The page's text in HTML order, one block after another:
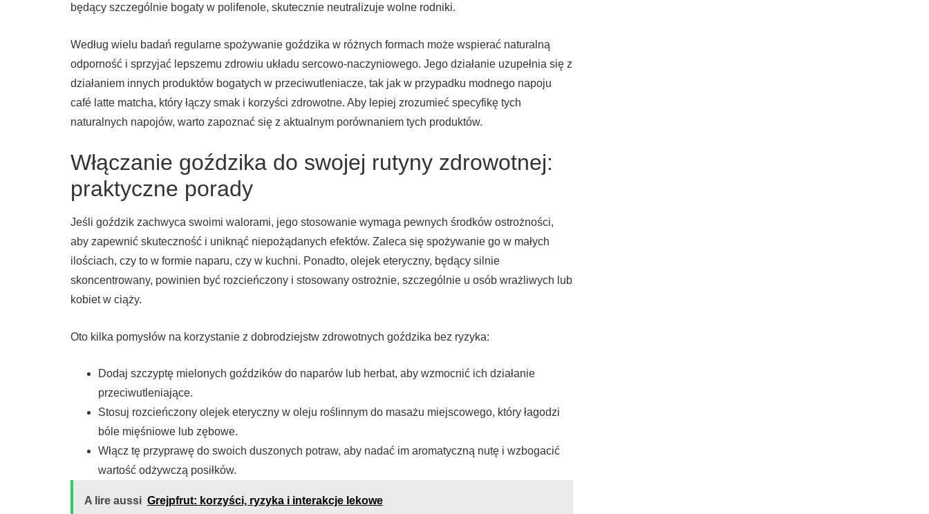
będący szczególnie bogaty w polifenole, skutecznie neutralizuje wolne rodniki.
Według wielu badań regularne spożywanie goździka w różnych formach może wspierać naturalną
odporność i sprzyjać lepszemu zdrowiu układu sercowo-naczyniowego. Jego działanie uzupełnia się z
działaniem innych produktów bogatych w przeciwutleniacze, tak jak w przypadku modnego napoju
café latte matcha, który łączy smak i korzyści zdrowotne. Aby lepiej zrozumieć specyfikę tych
naturalnych napojów, warto zapoznać się z aktualnym porównaniem tych produktów.
Włączanie goździka do swojej rutyny zdrowotnej:
praktyczne porady
Jeśli goździk zachwyca swoimi walorami, jego stosowanie wymaga pewnych środków ostrożności,
aby zapewnić skuteczność i uniknąć niepożądanych efektów. Zaleca się spożywanie go w małych
ilościach, czy to w formie naparu, czy w kuchni. Ponadto, olejek eteryczny, będący silnie
skoncentrowany, powinien być rozcieńczony i stosowany ostrożnie, szczególnie u osób wrażliwych lub
kobiet w ciąży.
Oto kilka pomysłów na korzystanie z dobrodziejstw zdrowotnych goździka bez ryzyka:
Dodaj szczyptę mielonych goździków do naparów lub herbat, aby wzmocnić ich działanie
przeciwutleniające.
Stosuj rozcieńczony olejek eteryczny w oleju roślinnym do masażu miejscowego, który łagodzi
bóle mięśniowe lub zębowe.
Włącz tę przyprawę do swoich duszonych potraw, aby nadać im aromatyczną nutę i wzbogacić
wartość odżywczą posiłków.
A lire aussi Grejpfrut: korzyści, ryzyka i interakcje lekowe